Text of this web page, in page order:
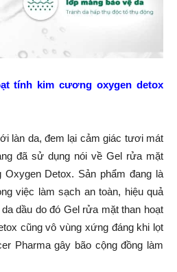
tính kim cương oxygen detox
làn da, đem lại cảm giác tươi mát
đã sử dụng nói về Gel rửa mặt
Detox. Sản phẩm đang là
việc làm sạch an toàn, hiệu quả
dầu do đó Gel rửa mặt than hoạt
cũng vô vùng xứng đáng khi lọt
Pharma gây bão cộng đồng làm